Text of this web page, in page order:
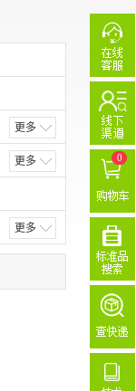
更多
更多
更多
0